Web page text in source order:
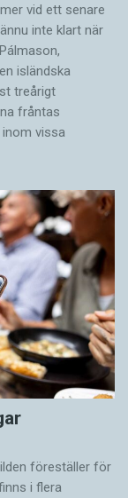
vid ett senare
inte klart när
isländska
treårigt
fråntas
vissa
föreställer för
i flera